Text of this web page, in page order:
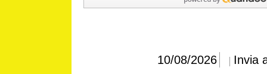
10/08/2026 Invia